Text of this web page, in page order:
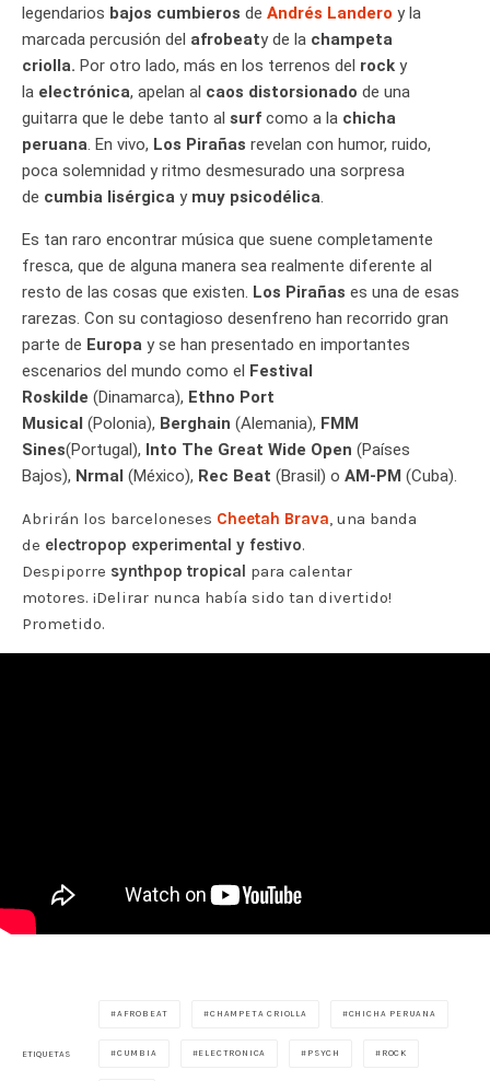
legendarios bajos cumbieros de Andrés Landero y la
marcada percusión del afrobeaty de la champeta
criolla. Por otro lado, más en los terrenos del rock y
la electrónica, apelan al caos distorsionado de una
guitarra que le debe tanto al surf como a la chicha
peruana. En vivo, Los Pirañas revelan con humor, ruido,
poca solemnidad y ritmo desmesurado una sorpresa
de cumbia lisérgica y muy psicodélica.
Es tan raro encontrar música que suene completamente
fresca, que de alguna manera sea realmente diferente al
resto de las cosas que existen. Los Pirañas es una de esas
rarezas. Con su contagioso desenfreno han recorrido gran
parte de Europa y se han presentado en importantes
escenarios del mundo como el Festival
Roskilde (Dinamarca), Ethno Port
Musical (Polonia), Berghain (Alemania), FMM
Sines(Portugal), Into The Great Wide Open (Países
Bajos), Nrmal (México), Rec Beat (Brasil) o AM-PM (Cuba).
Abrirán los barceloneses Cheetah Brava, una banda
de electropop experimental y festivo.
Despiporre synthpop tropical para calentar
motores. ¡Delirar nunca había sido tan divertido!
Prometido.
ETIQUETAS
AFROBEAT CHAMPETA CRIOLLA CHICHA PERUANA
CUMBIA ELECTRONICA PSYCH ROCK